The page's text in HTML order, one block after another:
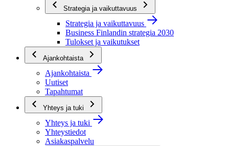
Strategia ja vaikuttavuus
Strategia ja vaikuttavuus
Business Finlandin strategia 2030
Tulokset ja vaikutukset
Ajankohtaista
Ajankohtaista
Uutiset
Tapahtumat
Yhteys ja tuki
Yhteys ja tuki
Yhteystiedot
Asiakaspalvelu